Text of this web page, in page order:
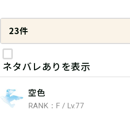
23件
ネタバレありを表示
空色
RANK：F / Lv.77